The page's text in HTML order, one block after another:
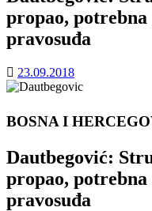
propao,
pravosuđa
23.09.2018
BOSNA I
Dautbegović:
propao,
pravosuđa